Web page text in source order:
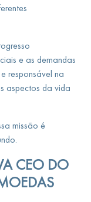
e as demandas
responsável na
aspectos da vida
missão é
CEO DO